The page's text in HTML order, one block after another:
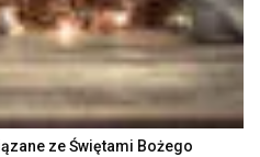
ze Świętami Bożego